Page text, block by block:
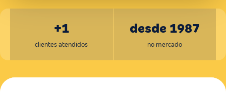
+1
clientes atendidos
desde 1987
no mercado